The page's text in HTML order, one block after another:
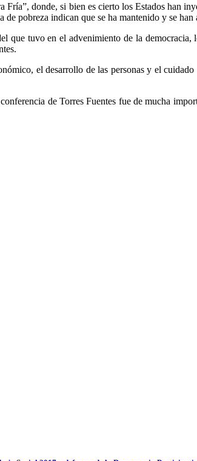
donde, si bien es cierto los Estados han
pobreza indican que se ha mantenido y se
que tuvo en el advenimiento de la
el desarrollo de las personas y el
de Torres Fuentes fue de mucha